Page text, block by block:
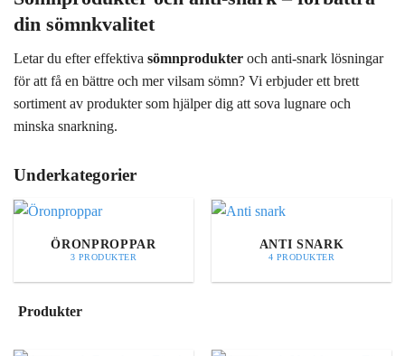
din sömnkvalitet
Letar du efter effektiva sömnprodukter och anti-snark lösningar
för att få en bättre och mer vilsam sömn? Vi erbjuder ett brett
sortiment av produkter som hjälper dig att sova lugnare och
minska snarkning.
Underkategorier
ÖRONPROPPAR
3 PRODUKTER
ANTI SNARK
4 PRODUKTER
Produkter